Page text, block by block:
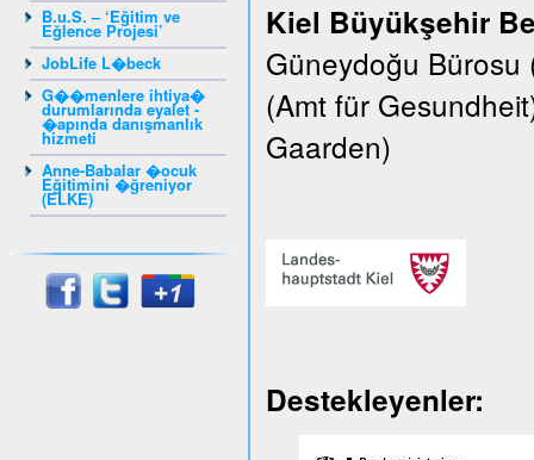
B.u.S. – ‘Eğitim ve
Eğlence Projesi’
JobLife L�beck
G��menlere ihtiya�
durumlarında eyalet -
�apında danışmanlık
hizmeti
Anne-Babalar �ocuk
Eğitimini �ğreniyor
(ELKE)
Kiel Büyükşehir
Güneydoğu Bürosu
(Amt für
Gaarden)
Destekleyenler: